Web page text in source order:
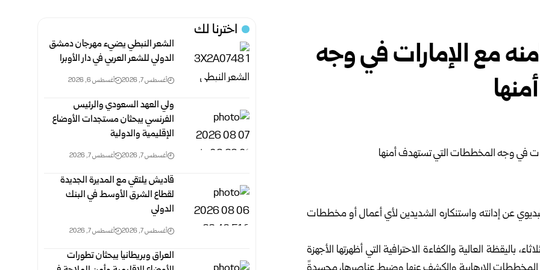
مع الإمارات في وجه
عن إدانته واستنكاره الشديدين لأي أعمال أو مخططات
باليقظة العالية والكفاءة الاحترافية التي أظهرتها الأجهزة
اخترنا لك
الشعر النبطي يضيء مهرجان دمشق
الدولي للشعر العربي في دار الأوبرا
أغسطس 7, 2026 أغسطس 6, 2026
ولي العهد السعودي والرئيس
الفرنسي يبحثان مستجدات الأوضاع
الإقليمية والدولية
أغسطس 7, 2026 أغسطس 7, 2026
قاديش يلتقي مع المديرة الجديدة
لقطاع الشرق الأوسط في البنك
الدولي
أغسطس 7, 2026 أغسطس 7, 2026
العراق وبريطانيا يبحثان تطورات